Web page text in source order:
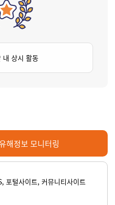
내 상시 활동
해정보 모니터링
포털사이트, 커뮤니티사이트